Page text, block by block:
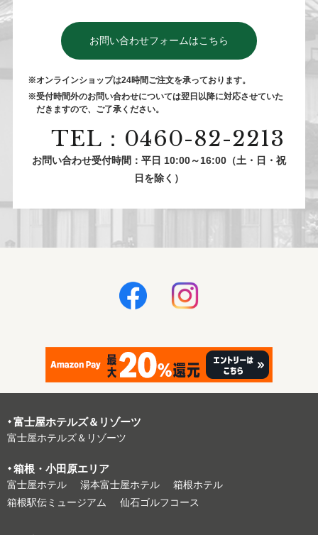
お問い合わせフォームはこちら
※オンラインショップは24時間ご注⽂を承っております。
※受付時間外のお問い合わせについては翌⽇以降に対応させていた
だきますので、ご了承ください。
TEL：0460-82-2213
お問い合わせ受付時間：平日 10:00～16:00（土・日・祝
日を除く）
富⼠屋ホテルズ＆リゾーツ
富⼠屋ホテルズ＆リゾーツ
箱根・⼩⽥原エリア
富⼠屋ホテル 湯本富⼠屋ホテル
箱根ホテル
箱根駅伝ミュージアム
仙石ゴルフコース